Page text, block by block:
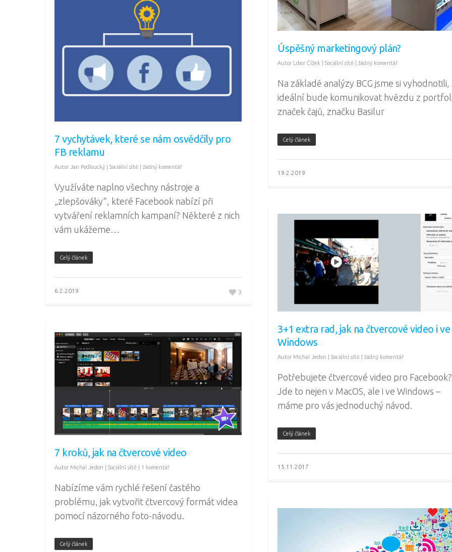
Úspěšný marketingový plán?
Autor Libor Čížek Sociální sítě žádný komentář
Na základě analýzy BCG jsme si vyhodnotili,
ideální bude komunikovat hvězdu z
značek čajů, značku Basilur
Celý článek
19.2.2019
7 vychytávek, které se nám osvědčily pro
FB reklamu
Autor Jan Podloucký Sociální sítě žádný komentář
Využíváte naplno všechny nástroje a
„zlepšováky“, které Facebook nabízí při
vytváření reklamních kampaní? Některé z nich
vám ukážeme…
Celý článek
6.2.2019 3
3+1 extra rad, jak na čtvercové video i ve
Windows
Autor Michal Jedon Sociální sítě žádný komentář
Potřebujete čtvercové video pro Facebook?
Jde to nejen v MacOS, ale i ve Windows –
máme pro vás jednoduchý návod.
Celý článek
15.11.2017
7 kroků, jak na čtvercové video
Autor Michal Jedon Sociální sítě 1 komentář
Nabízíme vám rychlé řešení častého
problému, jak vytvořit čtvercový formát videa
pomocí názorného foto-návodu.
Celý článek